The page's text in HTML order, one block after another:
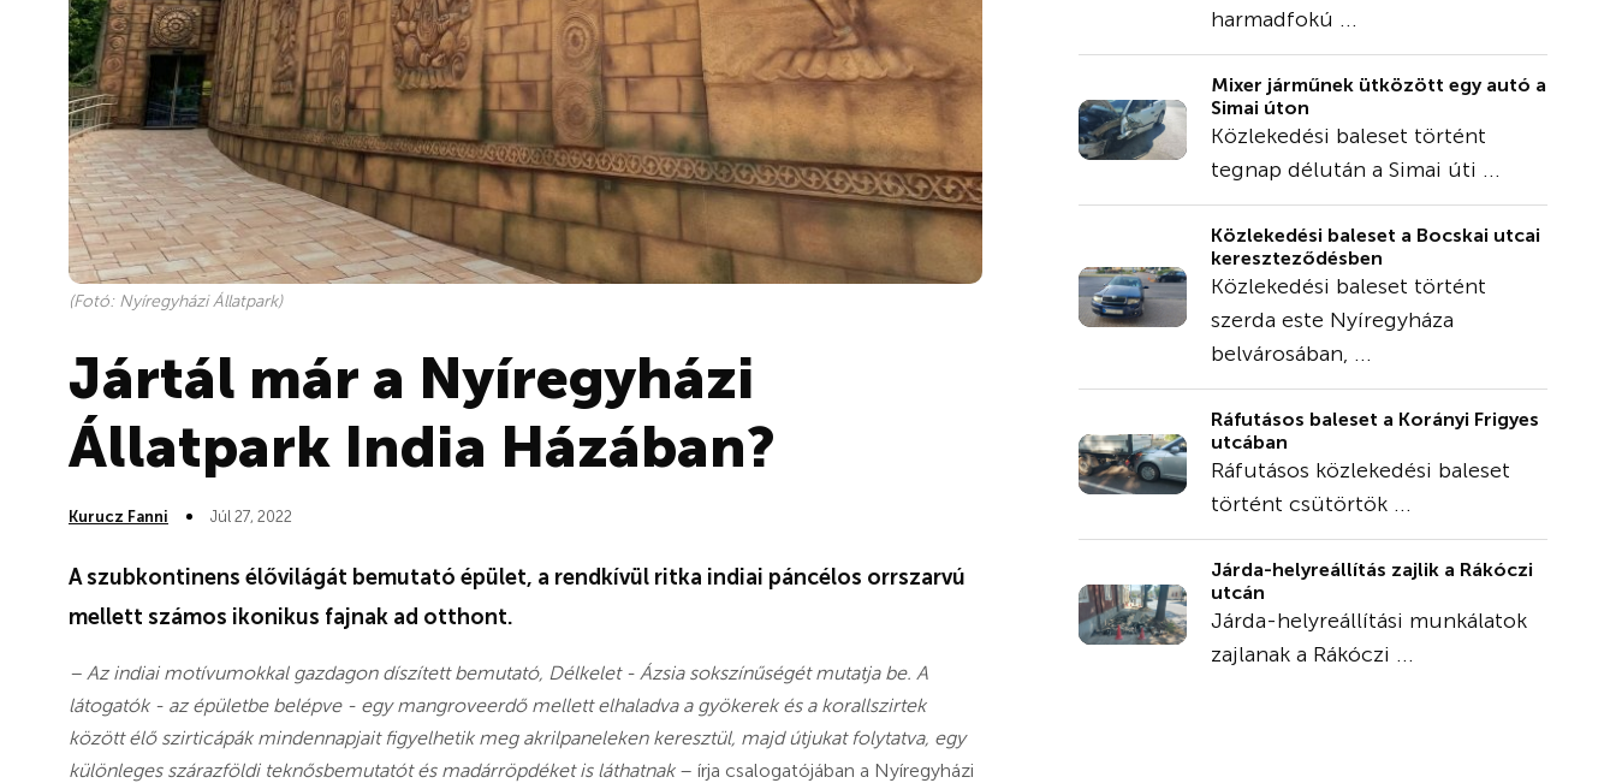
(Fotó: Nyíregyházi Állatpark)
Jártál már a Nyíregyházi
Állatpark India Házában?
Kurucz Fanni Júl 27, 2022
A szubkontinens élővilágát bemutató épület, a rendkívül ritka indiai páncélos orrszarvú
mellett számos ikonikus fajnak ad otthont.
– Az indiai motívumokkal gazdagon díszített bemutató, Délkelet - Ázsia sokszínűségét mutatja be. A
látogatók - az épületbe belépve - egy mangroveerdő mellett elhaladva a gyökerek és a korallszirtek
között élő szirticápák mindennapjait figyelhetik meg akrilpaneleken keresztül, majd útjukat folytatva, egy
különleges szárazföldi teknősbemutatót és madárröpdéket is láthatnak– írja csalogatójában a Nyíregyházi
harmadfokú ...
Mixer járműnek ütközött egy autó a
Simai úton
Közlekedési baleset történt
tegnap délután a Simai úti ...
Közlekedési baleset a Bocskai utcai
kereszteződésben
Közlekedési baleset történt
szerda este Nyíregyháza
belvárosában, ...
Ráfutásos baleset a Korányi Frigyes
utcában
Ráfutásos közlekedési baleset
történt csütörtök ...
Járda-helyreállítás zajlik a Rákóczi
utcán
Járda-helyreállítási munkálatok
zajlanak a Rákóczi ...